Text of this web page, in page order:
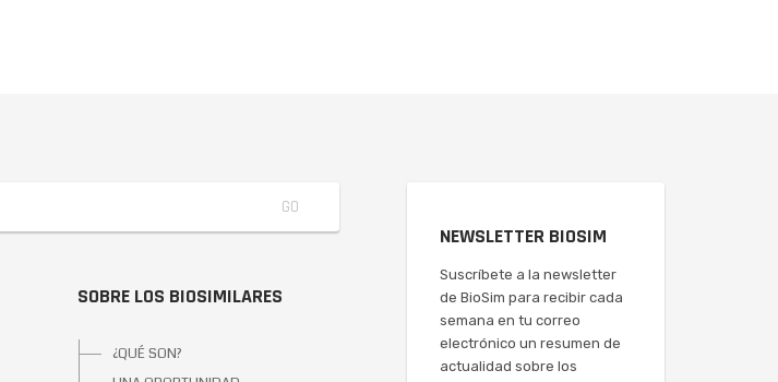
SOBRE LOS BIOSIMILARES
¿QUÉ SON?
NEWSLETTER BIOSIM
Suscríbete a la newsletter
de BioSim para recibir cada
semana en tu correo
electrónico un resumen de
actualidad sobre los